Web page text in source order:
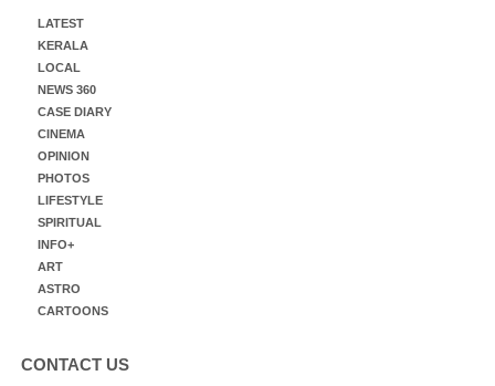
LATEST
KERALA
LOCAL
NEWS 360
CASE DIARY
CINEMA
OPINION
PHOTOS
LIFESTYLE
SPIRITUAL
INFO+
ART
ASTRO
CARTOONS
CONTACT US